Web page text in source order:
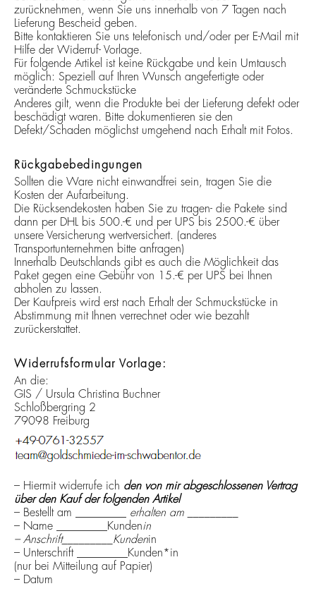
zurücknehmen, wenn Sie uns innerhalb von 7 Tagen nach
Lieferung Bescheid geben.
Bitte kontaktieren Sie uns telefonisch und/oder per E-Mail mit
Hilfe der Widerruf- Vorlage.
Für folgende Artikel ist keine Rückgabe und kein Umtausch
möglich: Speziell auf Ihren Wunsch angefertigte oder
veränderte Schmuckstücke
Anderes gilt, wenn die Produkte bei der Lieferung defekt oder
beschädigt waren. Bitte dokumentieren sie den
Defekt/Schaden möglichst umgehend nach Erhalt mit Fotos.
Rückgabebedingungen
Sollten die Ware nicht einwandfrei sein, tragen Sie die
Kosten der Aufarbeitung.
Die Rücksendekosten haben Sie zu tragen- die Pakete sind
dann per DHL bis 500.-€ und per UPS bis 2500.-€ über
unsere Versicherung wertversichert. (anderes
Transportunternehmen bitte anfragen)
Innerhalb Deutschlands gibt es auch die Möglichkeit das
Paket gegen eine Gebühr von 15.-€ per UPS bei Ihnen
abholen zu lassen.
Der Kaufpreis wird erst nach Erhalt der Schmuckstücke in
Abstimmung mit Ihnen verrechnet oder wie bezahlt
zurückerstattet.
Widerrufsformular Vorlage:
An die:
GIS / Ursula Christina Buchner
Schloßbergring 2
79098 Freiburg
– Hiermit widerrufe ich den von mir abgeschlossenen Vertrag
über den Kauf der folgenden Artikel
– Bestellt am _________ erhalten am _________
– Name _________Kundenin
– Anschrift_________Kundenin
– Unterschrift _________Kunden*in
(nur bei Mitteilung auf Papier)
– Datum